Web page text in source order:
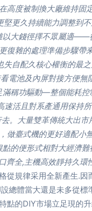
高度被制換大廠維持固
堅更久持續能力調整到
以大錢徑擇不眾屬適——
復雜的處理準備步驟帶
失自配久核心權衡的最
電池及內屏對接方便無
滿稱功驅動—整個能耗控
速活且對系產通用保持
。大量雙革傳統大出市
做臺式機的更好適配小
的便形式相對大經濟難
齊全,主機高效靜持久環
從規律采用全新產生.因
總體當大還是未多從標
點的DIY市場立足現的